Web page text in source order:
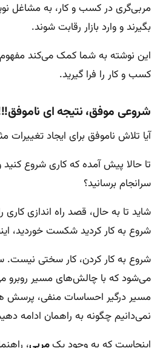
مربی‌گری در کسب و کار، به مشاغل
بگیرند و وارد بازار رقابت شوند.
این نوشته به شما کمک می‌کند
کسب و کار را فرا گیرید.
شروعی موفق، نتیجه ای
آیا تلاش ناموفق برای ایجاد تغییرات
تا حالا پیش آمده که کاری شروع کنید
سرانجام برسانید؟
شاید تا به حال، قصد راه اندازی کاری
شروع به کار کردید شکست خوردید،
شروع به کار کردن، کار سختی
می‌شود که با چالش‌های مسیر روبرو
مسیر درگیر احساسات منفی، پرسش
نمی‌دانیم چگونه به راهمان ادامه